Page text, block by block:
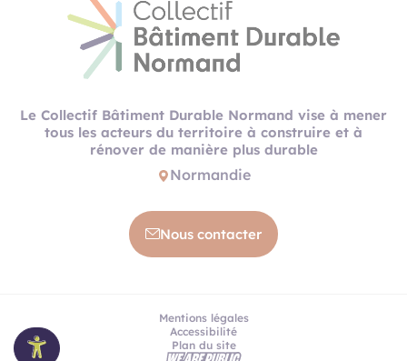
Le Collectif Bâtiment Durable Normand vise à mener
tous les acteurs du territoire à construire et à
rénover de manière plus durable
Normandie
Nous contacter
Mentions légales
Accessibilité
Plan du site